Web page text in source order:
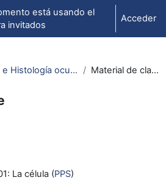
está usando el
invitados
Acceder
Curso cero de Anatomía e Histología ocular Material de clase
La célula (PPS)